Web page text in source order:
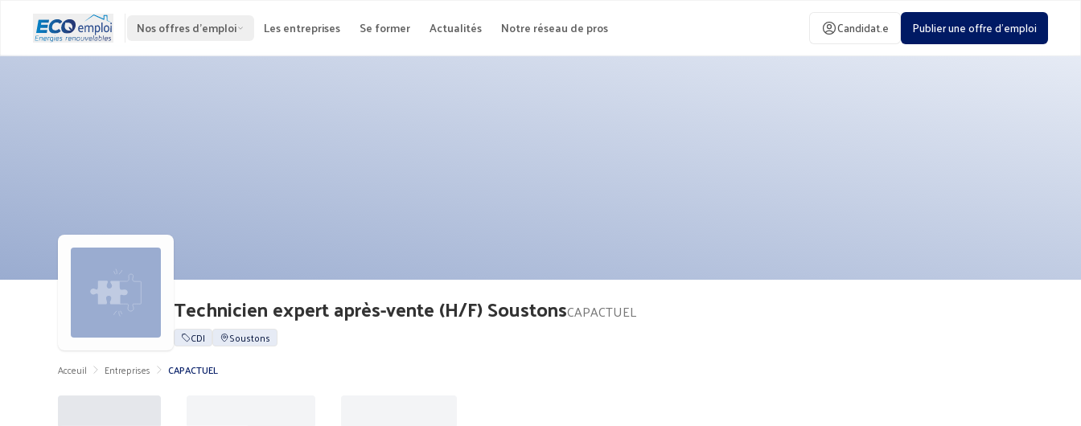
Nos offres d'emploi Les entreprises Se former Actualités Notre réseau de pros Candidat.e Publier une offre d'emploi
Technicien expert après-vente (H/F) SoustonsCAPACTUEL
CDI
Soustons
Acceuil
Entreprises CAPACTUEL